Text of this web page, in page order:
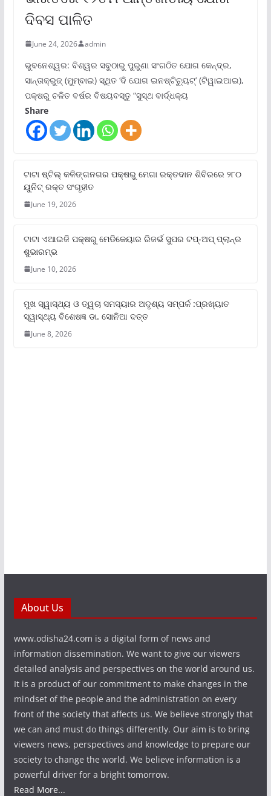
ଦିବସ ପାଳିତ
June 24, 2026 admin
ଭୁବନେଶ୍ୱର: ବିଶ୍ୱର ସବୁଠାରୁ ପୁରୁଣା ସଂଗଠିତ ଯୋଗ କେନ୍ଦ୍ର,
ସାନ୍ତାକ୍ରୁଜ୍ (ମୁମ୍ବାଇ) ସ୍ଥିତ ‘ଦି ଯୋଗ ଇନଷ୍ଟିଚ୍ୟୁଟ୍‌’ (ଟିୱାଇଆଇ),
ପକ୍ଷରୁ ଚଳିତ ବର୍ଷର ବିଷୟବସ୍ତୁ “ସୁସ୍ଥ ବାର୍ଦ୍ଧକ୍ୟ
Share
ଟାଟା ଷ୍ଟିଲ୍‌ କଳିଙ୍ଗନଗର ପକ୍ଷରୁ ମେଗା ରକ୍ତଦାନ ଶିବିରରେ ୨୮୦
ୟୁନିଟ୍‌ ରକ୍ତ ସଂଗୃହୀତ
June 19, 2026
ଟାଟା ଏଆଇଜି ପକ୍ଷରୁ ମେଡିକେୟାର ରିଜର୍ଭ ସୁପର ଟପ୍‌-ଅପ୍ ପ୍ଲାନ୍‌ର
ଶୁଭାରମ୍ଭ
June 10, 2026
ମୁଖ ସ୍ୱାସ୍ଥ୍ୟ ଓ ତ୍ୱଚା ସମସ୍ୟାର ଅଦୃଶ୍ୟ ସମ୍ପର୍କ :ପ୍ରଖ୍ୟାତ
ସ୍ୱାସ୍ଥ୍ୟ ବିଶେଷଜ୍ଞ ଡା. ସୋନିଆ ଦତ୍ତ
June 8, 2026
About Us
www.odisha24.com is a digital form of news and
information dissemination. We want to give our viewers
detailed analysis and perspectives on the world around us.
It is a product of our commitment to make changes in the
mindset of the people and the administration on every
front of the society that affects us. We believe strongly that
we can and must do things differently. Our aim is to bring
viewers news, perspectives and knowledge to prepare our
society to change the world. We believe information is a
powerful driver for a bright tomorrow.
Read More...